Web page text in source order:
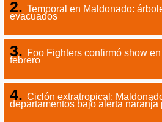
Temporal en Maldonado:
evacuados
Foo Fighters confirmó show
febrero
Ciclón extratropical:
departamentos bajo alerta